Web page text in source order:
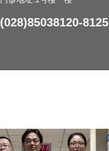
(028)85038120-8125